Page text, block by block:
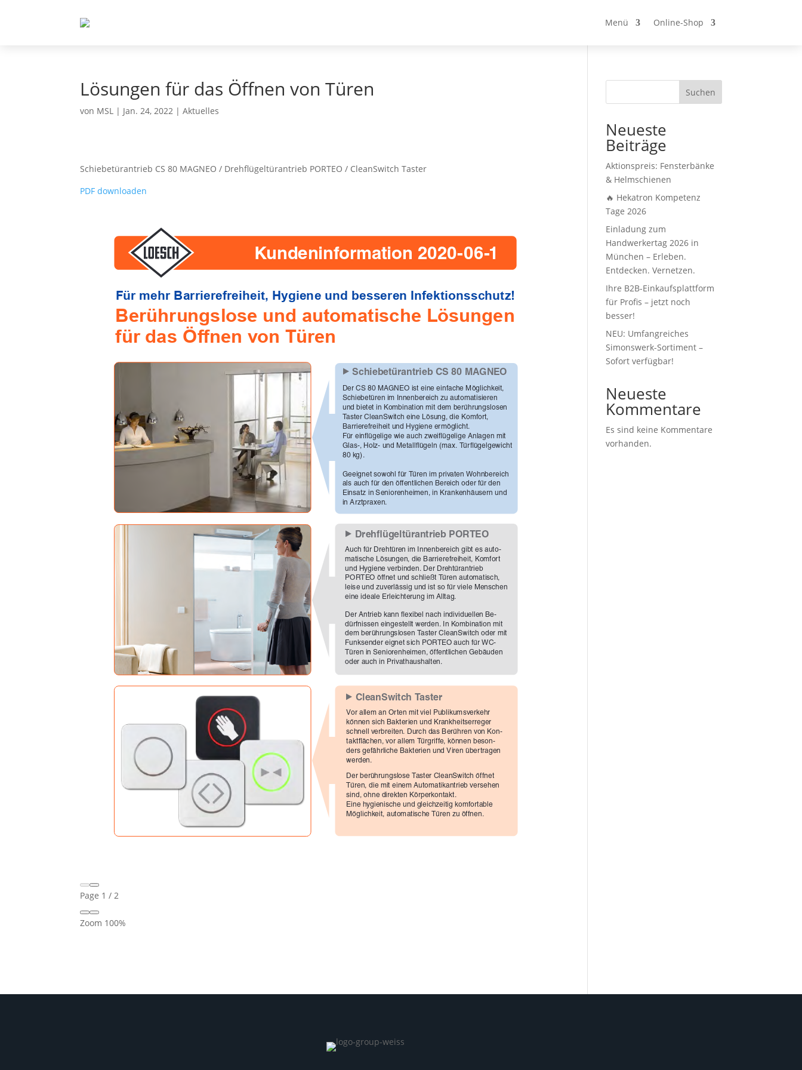
Menü Online-Shop
Lösungen für das Öffnen von Türen
von MSL | Jan. 24, 2022 |Aktuelles
Schiebetürantrieb CS 80 MAGNEO / Drehflügeltürantrieb PORTEO / CleanSwitch Taster
PDF downloaden
Page 1 / 2
Zoom 100%
Suchen
Neueste
Beiträge
Aktionspreis: Fensterbänke
& Helmschienen
🔥 Hekatron Kompetenz
Tage 2026
Einladung zum
Handwerkertag 2026 in
München – Erleben.
Entdecken. Vernetzen.
Ihre B2B-Einkaufsplattform
für Profis – jetzt noch
besser!
NEU: Umfangreiches
Simonswerk-Sortiment –
Sofort verfügbar!
Neueste
Kommentare
Es sind keine Kommentare
vorhanden.